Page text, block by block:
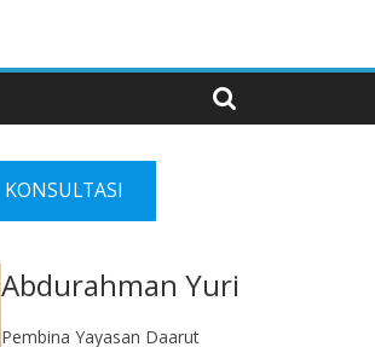
KONSULTASI
Abdurahman Yuri
Pembina Yayasan Daarut